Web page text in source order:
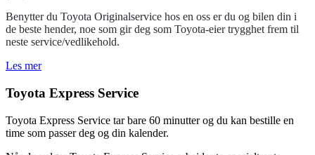
Benytter du Toyota Originalservice hos en oss er du og bilen din i
de beste hender, noe som gir deg som Toyota-eier trygghet frem til
neste service/vedlikehold.
Les mer
Toyota Express Service
Toyota Express Service tar bare 60 minutter og du kan bestille en
time som passer deg og din kalender.